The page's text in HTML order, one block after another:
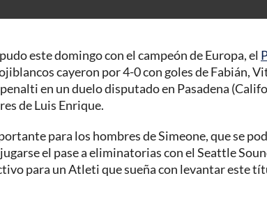
este domingo con el campeón de Europa, el
cayeron por 4-0 con goles de Fabián,
en un duelo disputado en Pasadena
de Luis Enrique.
para los hombres de Simeone, que se
el pase a eliminatorias con el Seattle
para un Atleti que sueña con levantar este